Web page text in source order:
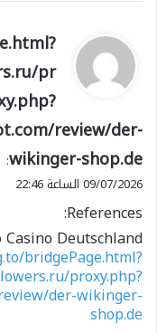
ي
و
ل
pr
review/der-
wikinger-shop.de
:
09/07/2026 الساعة 22:46
References:
Casino Deutschland
bridgePage.html?
proxy.php?
der-wikinger-
shop.de